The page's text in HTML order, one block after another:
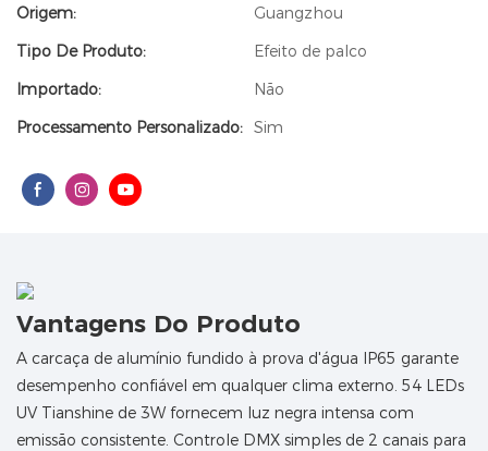
Origem:
Guangzhou
Tipo De Produto:
Efeito de palco
Importado:
Não
Processamento Personalizado: Sim
Vantagens Do Produto
A carcaça de alumínio fundido à prova d'água IP65 garante
desempenho confiável em qualquer clima externo. 54 LEDs
UV Tianshine de 3W fornecem luz negra intensa com
emissão consistente. Controle DMX simples de 2 canais para